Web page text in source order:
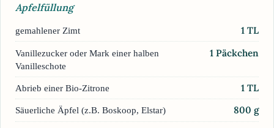
Apfelfüllung
gemahlener Zimt 1 TL
Vanillezucker oder Mark einer halben
Vanilleschote
1 Päckchen
Abrieb einer Bio-Zitrone 1 TL
Säuerliche Äpfel (z.B. Boskoop, Elstar) 800 g